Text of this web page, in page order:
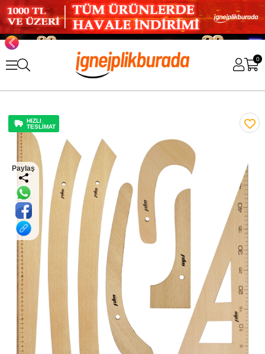
0
HIZLI
TESLİMAT
Paylaş